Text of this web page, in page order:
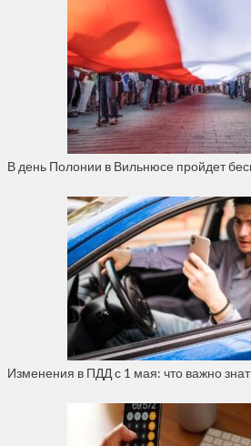
В день Полонии в Вильнюсе пройдет
Изменения в ПДД с 1 мая: что важно